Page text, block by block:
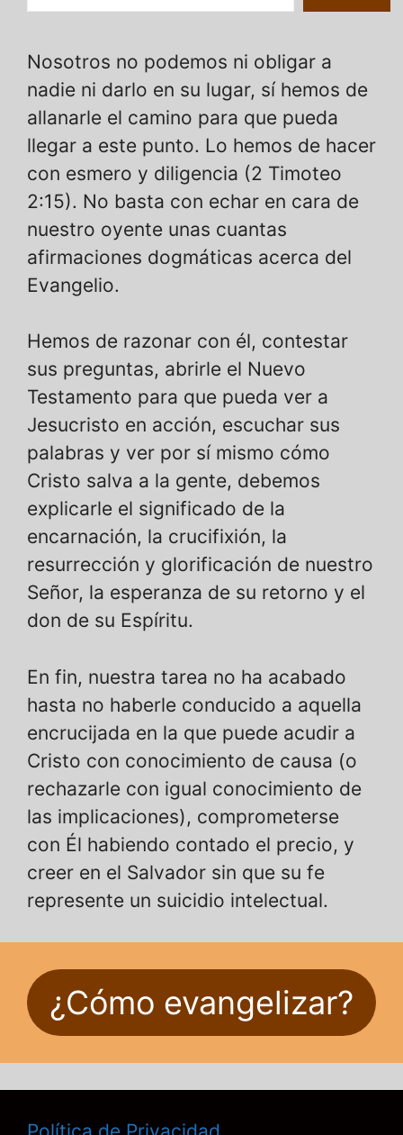
Nosotros no podemos ni obligar a
nadie ni darlo en su lugar, sí hemos de
allanarle el camino para que pueda
llegar a este punto. Lo hemos de hacer
con esmero y diligencia (2 Timoteo
2:15). No basta con echar en cara de
nuestro oyente unas cuantas
afirmaciones dogmáticas acerca del
Evangelio.
Hemos de razonar con él, contestar
sus preguntas, abrirle el Nuevo
Testamento para que pueda ver a
Jesucristo en acción, escuchar sus
palabras y ver por sí mismo cómo
Cristo salva a la gente, debemos
explicarle el significado de la
encarnación, la crucifixión, la
resurrección y glorificación de nuestro
Señor, la esperanza de su retorno y el
don de su Espíritu.
En fin, nuestra tarea no ha acabado
hasta no haberle conducido a aquella
encrucijada en la que puede acudir a
Cristo con conocimiento de causa (o
rechazarle con igual conocimiento de
las implicaciones), comprometerse
con Él habiendo contado el precio, y
creer en el Salvador sin que su fe
represente un suicidio intelectual.
¿Cómo evangelizar?